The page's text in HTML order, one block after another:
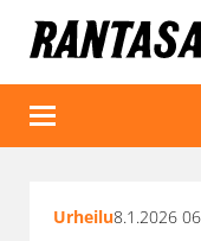
Urheilu8.1.2026